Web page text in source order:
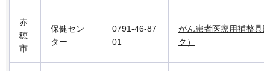
赤
穂
市
保健セン
ター
0791-46-87
01
がん患者医療用補整具
ク）